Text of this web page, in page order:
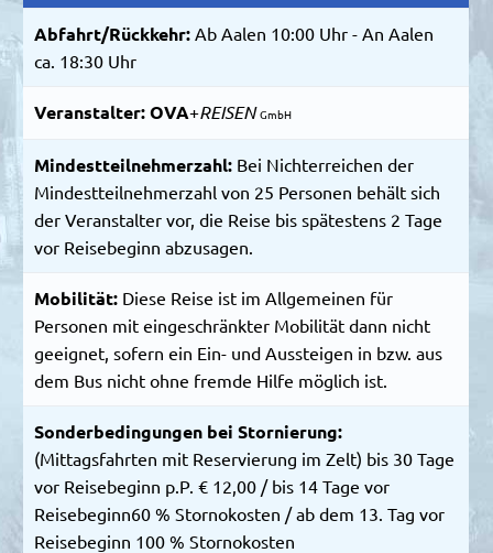
Abfahrt/Rückkehr:Ab Aalen 10:00 Uhr - An Aalen
ca. 18:30 Uhr
Veranstalter:OVA+REISEN GmbH
Mindestteilnehmerzahl: Bei Nichterreichen der
Mindestteilnehmerzahl von 25 Personen behält sich
der Veranstalter vor, die Reise bis spätestens 2 Tage
vor Reisebeginn abzusagen.
Mobilität: Diese Reise ist im Allgemeinen für
Personen mit eingeschränkter Mobilität dann nicht
geeignet, sofern ein Ein- und Aussteigen in bzw. aus
dem Bus nicht ohne fremde Hilfe möglich ist.
Sonderbedingungen bei Stornierung:
(Mittagsfahrten mit Reservierung im Zelt) bis 30 Tage
vor Reisebeginn p.P. € 12,00 / bis 14 Tage vor
Reisebeginn60 % Stornokosten / ab dem 13. Tag vor
Reisebeginn 100 % Stornokosten